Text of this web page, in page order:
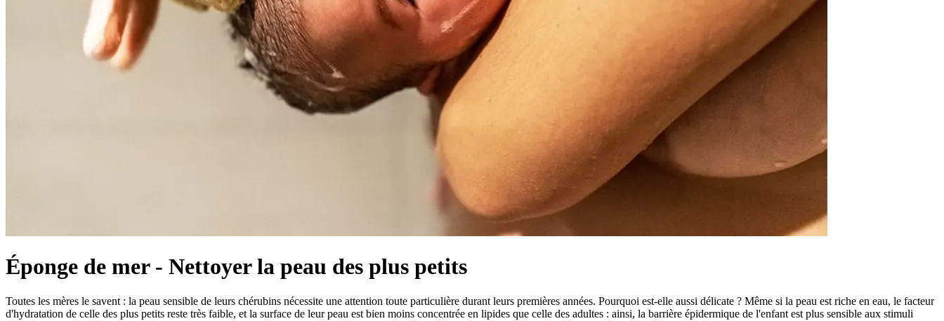
Éponge de mer - Nettoyer la peau des plus petits
Toutes les mères le savent : la peau sensible de leurs chérubins nécessite une attention toute particulière durant leurs premières années. Pourquoi est-elle aussi délicate ? Même si la peau est riche en eau, le facteur
d'hydratation de celle des plus petits reste très faible, et la surface de leur peau est bien moins concentrée en lipides que celle des adultes : ainsi, la barrière épidermique de l'enfant est plus sensible aux stimuli